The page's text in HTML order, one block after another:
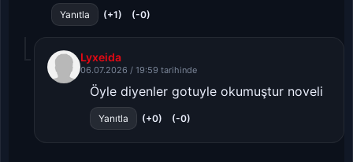
Yanıtla (+1) (-0)
Lyxeida
06.07.2026 / 19:59 tarihinde
Öyle diyenler gotuyle okumuştur noveli
Yanıtla (+0) (-0)